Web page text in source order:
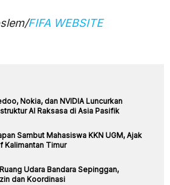
FIFA WEBSITE
Nokia, dan NVIDIA Luncurkan
AI Raksasa di Asia Pasifik
Sambut Mahasiswa KKN UGM, Ajak
Kalimantan Timur
Udara Bandara Sepinggan,
dan Koordinasi